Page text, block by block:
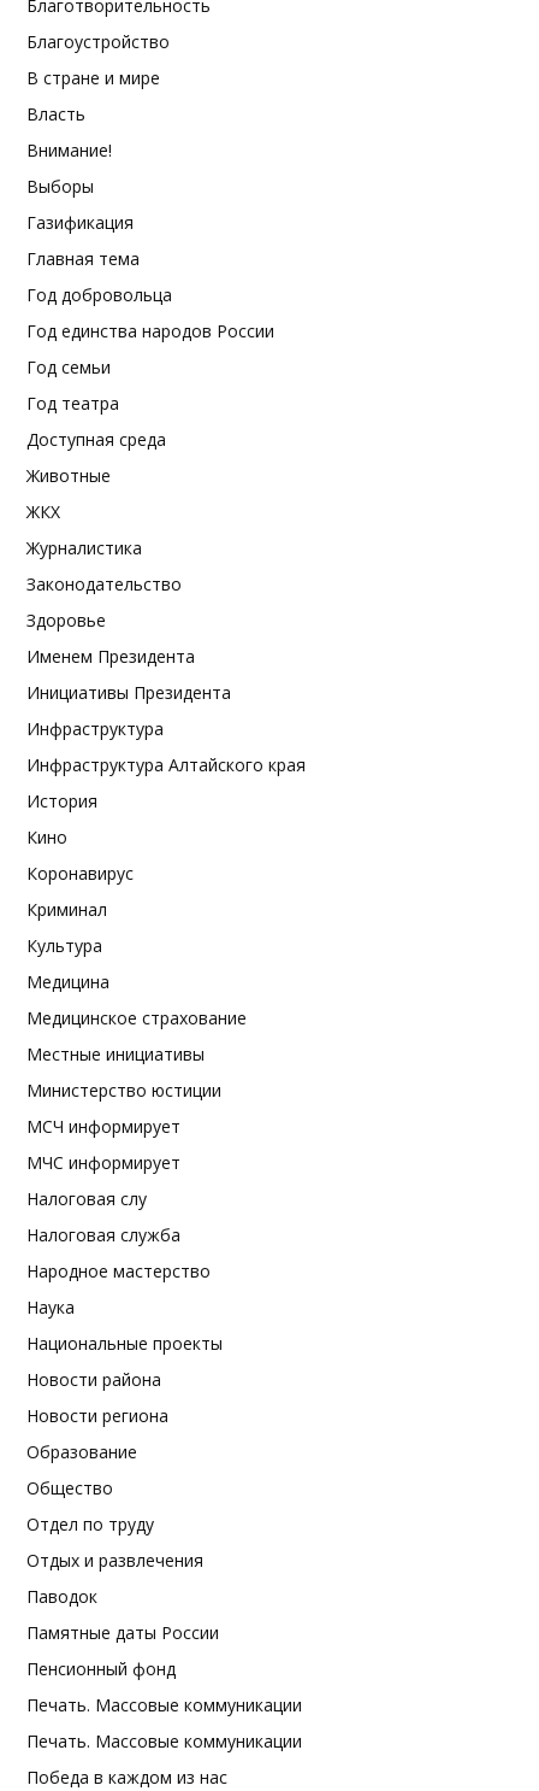
Благотворительность
Благоустройство
В стране и мире
Власть
Внимание!
Выборы
Газификация
Главная тема
Год добровольца
Год единства народов России
Год семьи
Год театра
Доступная среда
Животные
ЖКХ
Журналистика
Законодательство
Здоровье
Именем Президента
Инициативы Президента
Инфраструктура
Инфраструктура Алтайского края
История
Кино
Коронавирус
Криминал
Культура
Медицина
Медицинское страхование
Местные инициативы
Министерство юстиции
МСЧ информирует
МЧС информирует
Налоговая слу
Налоговая служба
Народное мастерство
Наука
Национальные проекты
Новости района
Новости региона
Образование
Общество
Отдел по труду
Отдых и развлечения
Паводок
Памятные даты России
Пенсионный фонд
Печать. Массовые коммуникации
Печать. Массовые коммуникации
Победа в каждом из нас